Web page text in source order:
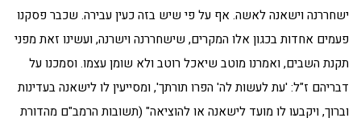
ישחררנה וישאנה לאשה. אף על פי שיש בזה כעין עבירה. שכבר פסקנו
פעמים אחדות בכגון אלו המקרים, שישחררנה וישרנה, ועשינו זאת מפני
תקנת השבים, ואמרנו מוטב שיאכל רוטב ולא שומן עצמו. וסמכנו על
דבריהם ז"ל: 'עת לעשות לה' הפרו תורתך', ומסייעין לו לישאנה בעדינות
וברוך, ויקבעו לו מועד לישאנה או להוציאה" (תשובות הרמב"ם מהדורת